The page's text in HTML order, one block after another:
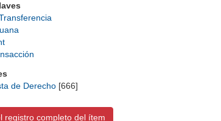
de Derecho [666]
registro completo del ítem